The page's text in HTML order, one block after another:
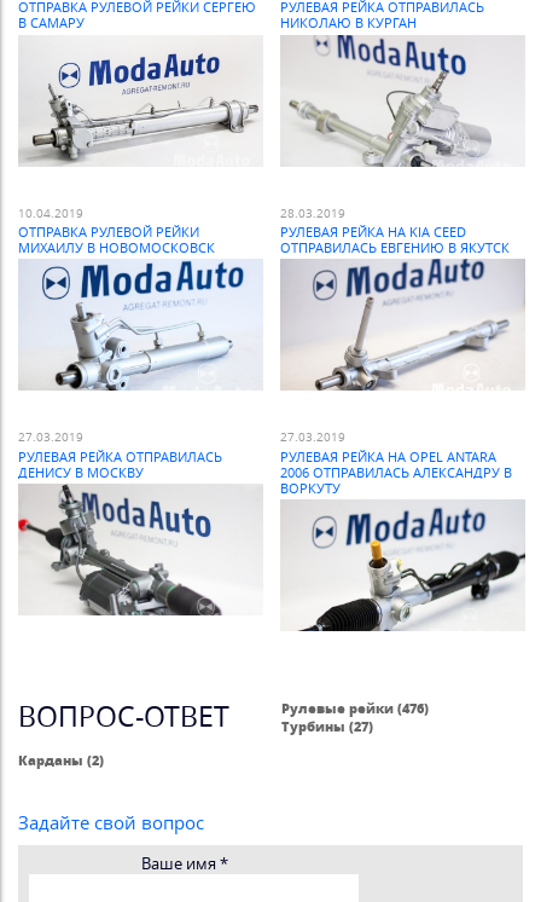
ОТПРАВКА РУЛЕВОЙ РЕЙКИ СЕРГЕЮ
В САМАРУ
РУЛЕВАЯ РЕЙКА ОТПРАВИЛАСЬ
НИКОЛАЮ В КУРГАН
10.04.2019
ОТПРАВКА РУЛЕВОЙ РЕЙКИ
МИХАИЛУ В НОВОМОСКОВСК
28.03.2019
РУЛЕВАЯ РЕЙКА НА KIA CEED
ОТПРАВИЛАСЬ ЕВГЕНИЮ В ЯКУТСК
27.03.2019
РУЛЕВАЯ РЕЙКА ОТПРАВИЛАСЬ
ДЕНИСУ В МОСКВУ
27.03.2019
РУЛЕВАЯ РЕЙКА НА OPEL ANTARA
2006 ОТПРАВИЛАСЬ АЛЕКСАНДРУ В
ВОРКУТУ
ВОПРОС-ОТВЕТ
Рулевые рейки (476)
Турбины (27)
Карданы (2)
Задайте свой вопрос
Ваше имя *